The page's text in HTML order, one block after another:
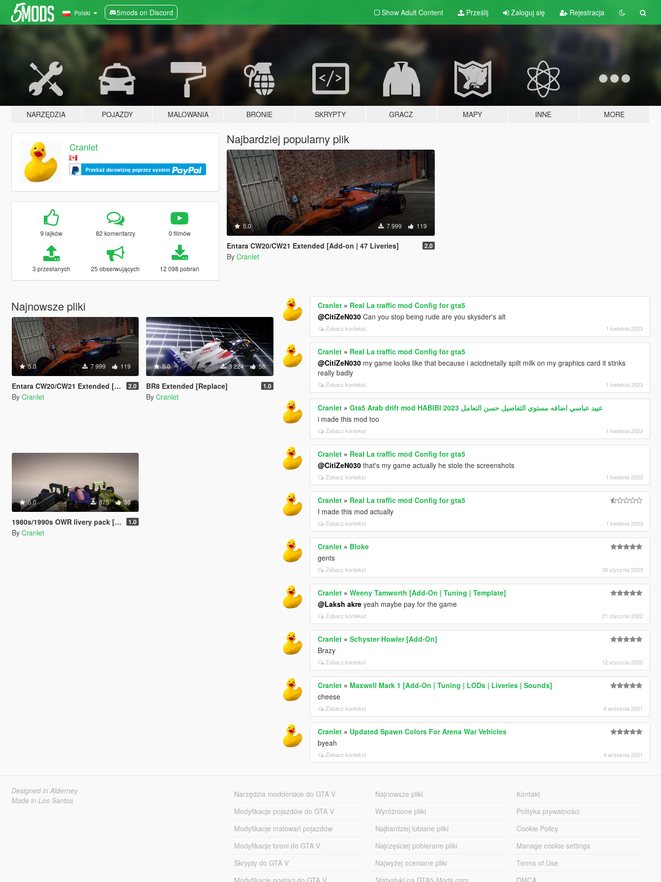
Polski 5mods on Discord Show Adult Content Prześlij Zaloguj się Rejestracja
NARZĘDZIA POJAZDY MALOWANIA BRONIE SKRYPTY GRACZ MAPY INNE MORE
Cranlet
Przekaż darowiznę poprzez system
9 lajków 82 komentarzy 0 filmów
3 przesłanych 25 obserwujących 12 098 pobrań
Najbardziej popularny plik
5.0 7 999 119
Entara CW20/CW21 Extended [Add-on | 47 Liveries] 2.0
By Cranlet
Najnowsze pliki
5.0 7 999 119
Entara CW20/CW21 Extended [Add-on | 47 Liveries] 2.0
By Cranlet
5.0 3 224 56
BR8 Extended [Replace] 1.0
By Cranlet
5.0 875 30
1980s/1990s OWR livery pack [Add-on | Lore-friendly | PR4 | R88 ] 1.0
By Cranlet
Cranlet » Real La traffic mod Config for gta5
@CitiZeN030 Can you stop being rude are you skysder's alt
Zobacz kontekst 1 kwietnia 2023
Cranlet » Real La traffic mod Config for gta5
@CitiZeN030 my game looks like that because i acicdnetally spilt milk on my graphics card it stinks
really badly
Zobacz kontekst 1 kwietnia 2023
Cranlet »
Gta5 Arab drift mod HABIBI 2023 عبيد عباسي اضافه مستوى التفاصيل حسن التعامل
i made this mod too
Zobacz kontekst 1 kwietnia 2023
Cranlet » Real La traffic mod Config for gta5
@CitiZeN030 that's my game actually he stole the screenshots
Zobacz kontekst 1 kwietnia 2023
Cranlet » Real La traffic mod Config for gta5
I made this mod actually
Zobacz kontekst 1 kwietnia 2023
Cranlet » Bloke
gents
Zobacz kontekst 26 stycznia 2023
Cranlet »Weeny Tamworth [Add-On | Tuning | Template]
@Laksh akre yeah maybe pay for the game
Zobacz kontekst 21 stycznia 2022
Cranlet »Schyster Howler [Add-On]
Brazy
Zobacz kontekst 12 stycznia 2022
Cranlet » Maxwell Mark 1 [Add-On | Tuning | LODs | Liveries | Sounds]
cheese
Zobacz kontekst 4 września 2021
Cranlet » Updated Spawn Colors For Arena War Vehicles
byeah
Zobacz kontekst 4 września 2021
Designed in Alderney
Made in Los Santos
Narzędzia modderskie do GTA V
Modyfikacje pojazdów do GTA V
Modyfikacje malowań pojazdów
Modyfikacje broni do GTA V
Skrypty do GTA V
Modyfikacje postaci do GTA V
Najnowsze pliki
Wyróżnione pliki
Najbardziej lubiane pliki
Najczęściej pobierane pliki
Najwyżej oceniane pliki
Statystyki na GTA5-Mods.com
Kontakt
Polityka prywatności
Cookie Policy
Manage cookie settings
Terms of Use
DMCA